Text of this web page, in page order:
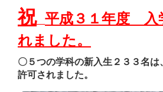
祝 平成３１年度 入
れました。
〇５つの学科の新入生２３３名
許可されました。